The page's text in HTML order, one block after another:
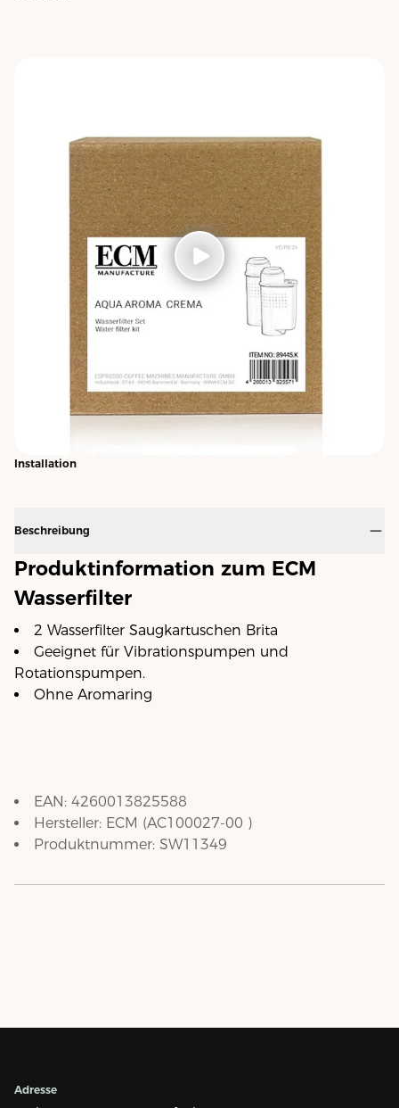
Installation
Beschreibung
Produktinformation zum ECM
Wasserfilter
2 Wasserfilter Saugkartuschen Brita
Geeignet für Vibrationspumpen und
Rotationspumpen.
Ohne Aromaring
EAN: 4260013825588
Hersteller: ECM (AC100027-00 )
Produktnummer: SW11349
Adresse